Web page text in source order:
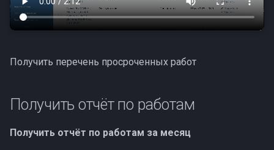
Получить перечень просроченных работ
Получить отчёт по работам
Получить отчёт по работам за месяц